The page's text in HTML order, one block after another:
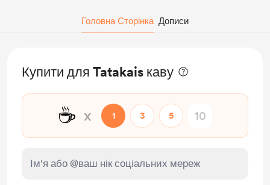
Головна Сторінка Дописи
Купити для Tatakais каву
☕ x 1 3 5